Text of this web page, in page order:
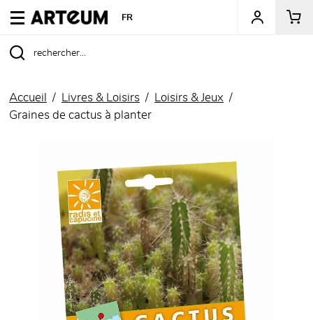
ARTEUM, la référence des boutiques de musées
FR
Accueil Livres & Loisirs
Loisirs & Jeux
Graines de cactus à planter